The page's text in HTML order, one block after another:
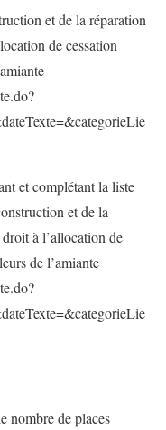
et de la réparation
de cessation
et complétant la liste
et de la
à l’allocation de
de l’amiante
nombre de places